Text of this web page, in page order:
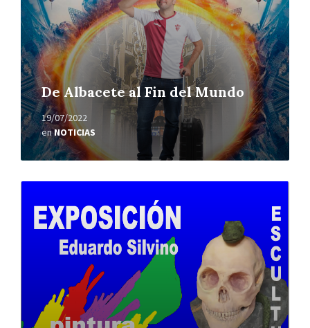
De Albacete al Fin del Mundo
19/07/2022
enNOTICIAS
Leer